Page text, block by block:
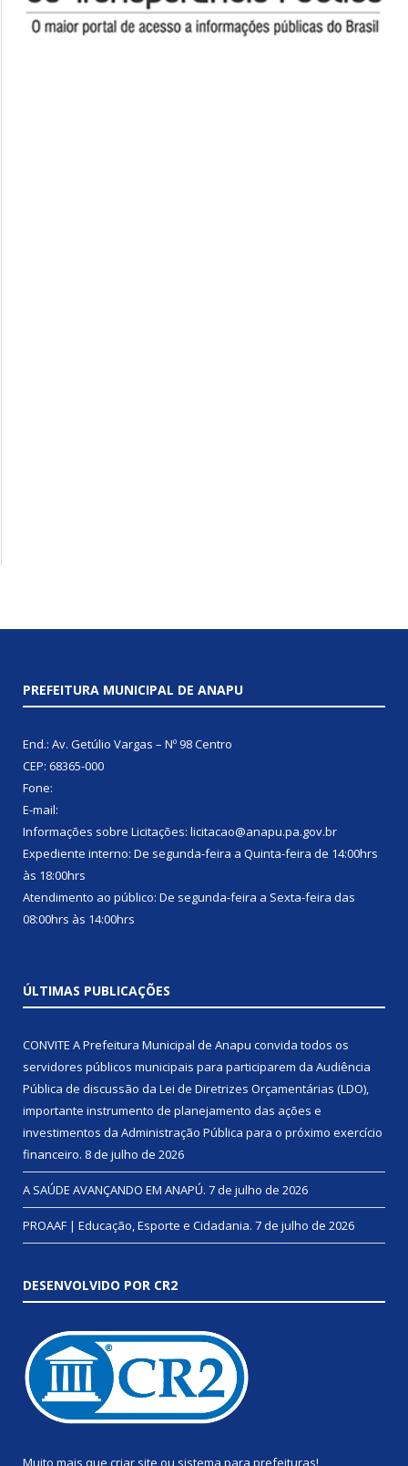
PREFEITURA MUNICIPAL DE ANAPU
End.: Av. Getúlio Vargas – Nº 98 Centro
CEP: 68365-000
Fone:
E-mail:
Informações sobre Licitações: licitacao@anapu.pa.gov.br
Expediente interno: De segunda-feira a Quinta-feira de 14:00hrs
às 18:00hrs
Atendimento ao público: De segunda-feira a Sexta-feira das
08:00hrs às 14:00hrs
ÚLTIMAS PUBLICAÇÕES
CONVITE A Prefeitura Municipal de Anapu convida todos os
servidores públicos municipais para participarem da Audiência
Pública de discussão da Lei de Diretrizes Orçamentárias (LDO),
importante instrumento de planejamento das ações e
investimentos da Administração Pública para o próximo exercício
financeiro. 8 de julho de 2026
A SAÚDE AVANÇANDO EM ANAPÚ. 7 de julho de 2026
PROAAF | Educação, Esporte e Cidadania. 7 de julho de 2026
DESENVOLVIDO POR CR2
Muito mais que criar site ou sistema para prefeituras!